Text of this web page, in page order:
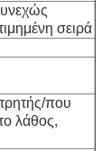
σειρά
που
λάθος,